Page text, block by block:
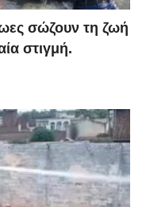
σώζουν τη ζωή
στιγμή.